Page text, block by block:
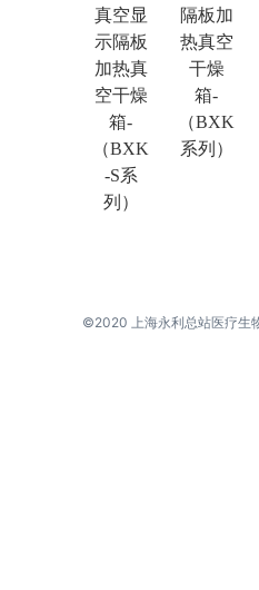
真空显
示隔板
加热真
空干燥
箱-
（BXK
-S系
列）
隔板加
热真空
干燥
箱-
（BXK
系列）
©2020 上海永利总站医疗生